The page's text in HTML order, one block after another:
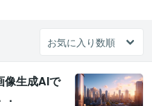
像生成AIで